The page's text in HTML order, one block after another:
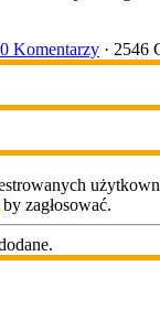
0 Komentarzy · 2546
zagłosować.